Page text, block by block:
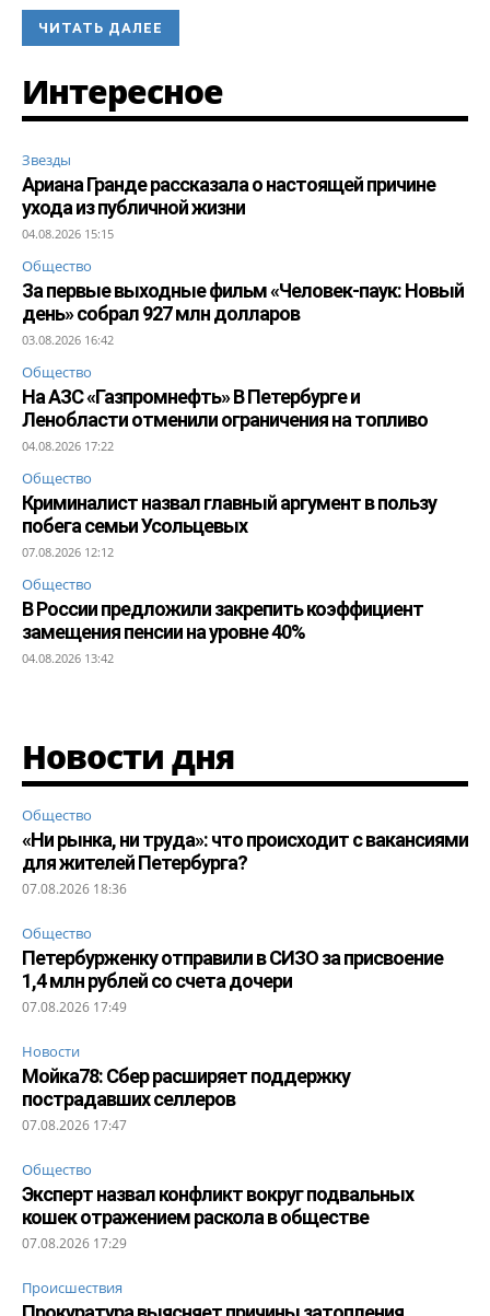
ЧИТАТЬ ДАЛЕЕ
Интересное
Звезды
Ариана Гранде рассказала о настоящей причине
ухода из публичной жизни
04.08.2026 15:15
Общество
За первые выходные фильм «Человек-паук: Новый
день» собрал 927 млн долларов
03.08.2026 16:42
Общество
На АЗС «Газпромнефть» В Петербурге и
Ленобласти отменили ограничения на топливо
04.08.2026 17:22
Общество
Криминалист назвал главный аргумент в пользу
побега семьи Усольцевых
07.08.2026 12:12
Общество
В России предложили закрепить коэффициент
замещения пенсии на уровне 40%
04.08.2026 13:42
Новости дня
Общество
«Ни рынка, ни труда»: что происходит с вакансиями
для жителей Петербурга?
07.08.2026 18:36
Общество
Петербурженку отправили в СИЗО за присвоение
1,4 млн рублей со счета дочери
07.08.2026 17:49
Новости
Мойка78: Сбер расширяет поддержку
пострадавших селлеров
07.08.2026 17:47
Общество
Эксперт назвал конфликт вокруг подвальных
кошек отражением раскола в обществе
07.08.2026 17:29
Происшествия